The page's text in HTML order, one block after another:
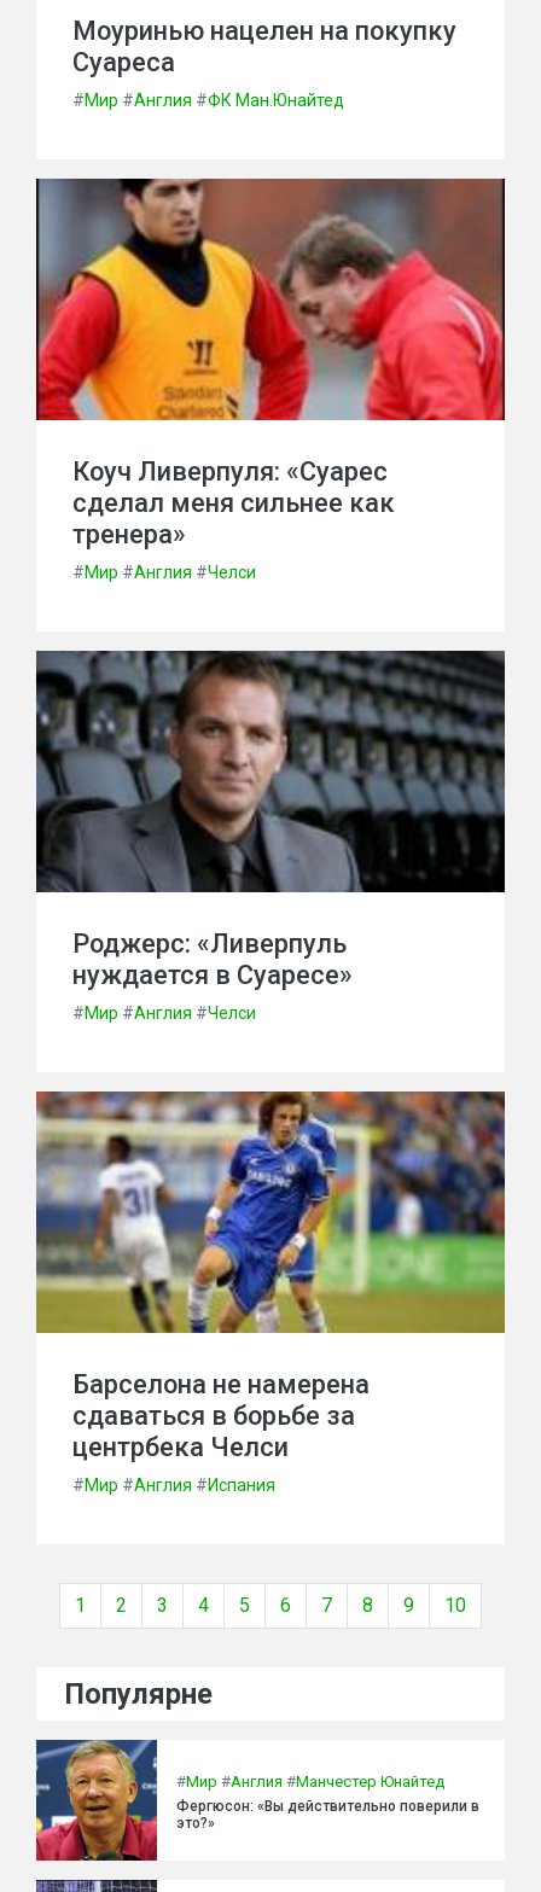
Моуринью нацелен на покупку
Суареса
#Мир #Англия #ФК Ман.Юнайтед
Коуч Ливерпуля: «Суарес
сделал меня сильнее как
тренера»
#Мир #Англия #Челси
Роджерс: «Ливерпуль
нуждается в Суаресе»
#Мир #Англия #Челси
Барселона не намерена
сдаваться в борьбе за
центрбека Челси
#Мир #Англия #Испания
1 2 3 4 5 6 7 8 9 10
Популярне
#Мир #Англия #Манчестер Юнайтед
Фергюсон: «Вы действительно поверили в
это?»